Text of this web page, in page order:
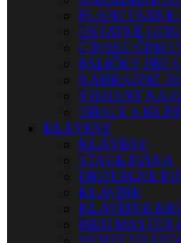
PLANETÁRNE
OSTATNÉ
ČÍNSKE
PALIČKY PRE
NÁHRADNÉ
STOJANY NA
OBALY A
KLÁVESY
KLÁVESY
STAGE PIÁNA
DIGITÁLNE
KLAVÍRE
KLAVÍRNE
MIDI MASTER